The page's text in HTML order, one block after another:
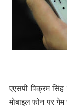
एएसपी विक्रम
मोबाइल फोन पर